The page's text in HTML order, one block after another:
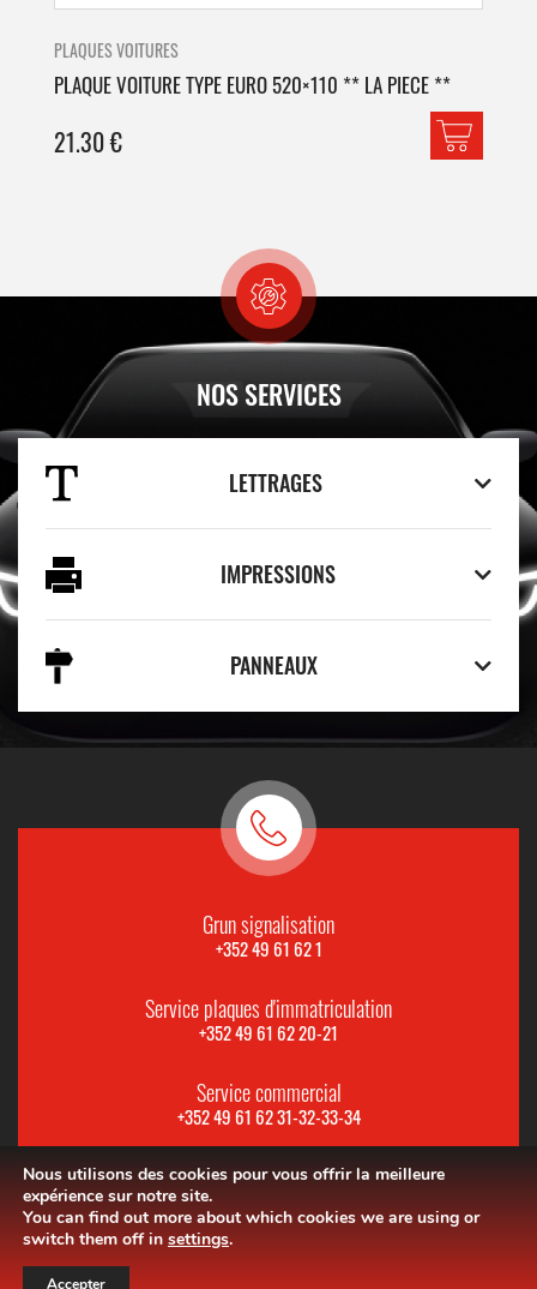
PLAQUES VOITURES
PLAQUE VOITURE TYPE EURO 520×110 ** LA PIECE **
21.30€
NOS SERVICES
LETTRAGES
IMPRESSIONS
PANNEAUX
Grun signalisation
+352 49 61 62 1
Service plaques d'immatriculation
+352 49 61 62 20-21
Service commercial
+352 49 61 62 31-32-33-34
Nous utilisons des cookies pour vous offrir la meilleure
expérience sur notre site.
You can find out more about which cookies we are using or
switch them off in settings.
Accepter